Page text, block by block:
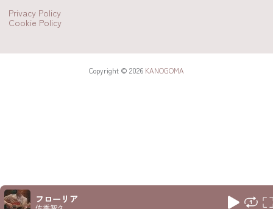
フローリア
Privacy Policy
Cookie Policy
Copyright © 2026 KANOGOMA